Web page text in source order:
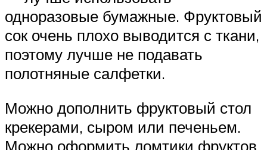
одноразовые бумажные. Фруктовый
сок очень плохо выводится с ткани,
поэтому лучше не подавать
полотняные салфетки.
Можно дополнить фруктовый стол
крекерами, сыром или печеньем.
Можно оформить ломтики фруктов